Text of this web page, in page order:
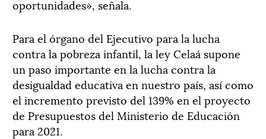
oportunidades», señala.
Para el órgano del Ejecutivo para la lucha
contra la pobreza infantil, la ley Celaá supone
un paso importante en la lucha contra la
desigualdad educativa en nuestro país, así como
el incremento previsto del 139% en el proyecto
de Presupuestos del Ministerio de Educación
para 2021.